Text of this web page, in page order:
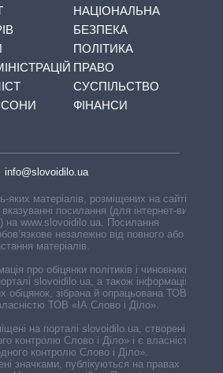
НАЦІОНАЛЬНА
БЕЗПЕКА
ПОЛІТИКА
ПРАВО
СУСПІЛЬСТВО
ФІНАНСИ
info@slovoidilo.ua
яких матеріалів, розміщених на сайті,
посилання (для інтернет-видань
на www.slovoidilo.ua. Посилання
незалежно від повного або
матеріалів.
про обіцянки політиків і чиновників,
slovoidilo.ua, а також інформація про
обіцянок, зібрана й опрацьована ТОВ «ІА
ТОВ «ІА Слово і Діло».
на порталі slovoidilo.ua, створені ГО
контролю Слово і Діло» і є власністю
контролю Слово і Діло».
значками, публікуються на правах